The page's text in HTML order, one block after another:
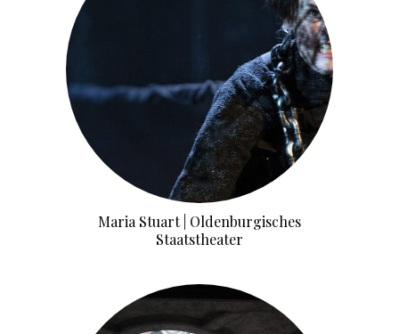
Maria Stuart | Oldenburgisches
Staatstheater